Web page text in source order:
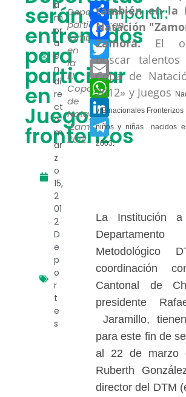
serán
entrenados
para
participar
en
Juegos
fronterizos
a
m
or
a
e
n
di
re
ct
o
m
ar
z
o
15,
2
01
2
D
e
p
o
r
t
e
s
Deportistas
participaran
también
en
la
III
Copa
de
Natación
"Zamora
2012.
Compartir:
Compartir
Facebook
Twitter
Email
WhatsApp
LinkedIn
Telegram
Zamora.El
buscar
Copa de
2012» y Juegos
y Binacionales
niños y niñas nacidos
2003.
La Institución
Metodológico
coordinación
Cantonal de
presidente
Jaramillo,
para este fin de
al 22 de marzo
Ruberth
director del DTM